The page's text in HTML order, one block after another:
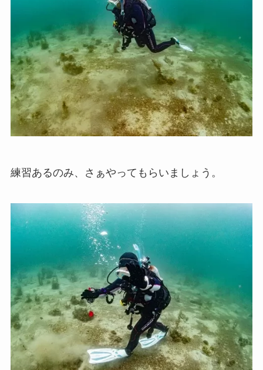
練習あるのみ、さぁやってもらいましょう。